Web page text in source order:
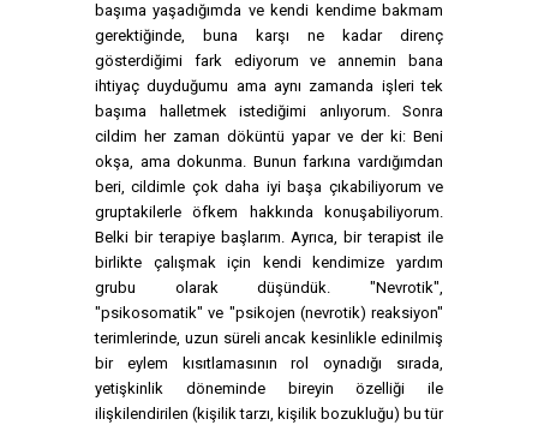
başıma yaşadığımda ve kendi kendime bakmam
gerektiğinde, buna karşı ne kadar direnç
gösterdiğimi fark ediyorum ve annemin bana
ihtiyaç duyduğumu ama aynı zamanda işleri tek
başıma halletmek istediğimi anlıyorum. Sonra
cildim her zaman döküntü yapar ve der ki: Beni
okşa, ama dokunma. Bunun farkına vardığımdan
beri, cildimle çok daha iyi başa çıkabiliyorum ve
gruptakilerle öfkem hakkında konuşabiliyorum.
Belki bir terapiye başlarım. Ayrıca, bir terapist ile
birlikte çalışmak için kendi kendimize yardım
grubu olarak düşündük. "Nevrotik",
"psikosomatik" ve "psikojen (nevrotik) reaksiyon"
terimlerinde, uzun süreli ancak kesinlikle edinilmiş
bir eylem kısıtlamasının rol oynadığı sırada,
yetişkinlik döneminde bireyin özelliği ile
ilişkilendirilen (kişilik tarzı, kişilik bozukluğu) bu tür